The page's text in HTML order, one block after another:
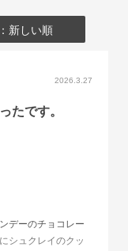
新しい順
2026.3.27
たです。
デーのチョコレー
シュクレイのクッ